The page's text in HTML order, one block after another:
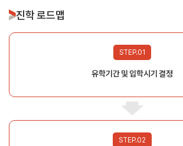
진학 로드맵
STEP.01
유학기간 및 입학시기 결정
STEP.02